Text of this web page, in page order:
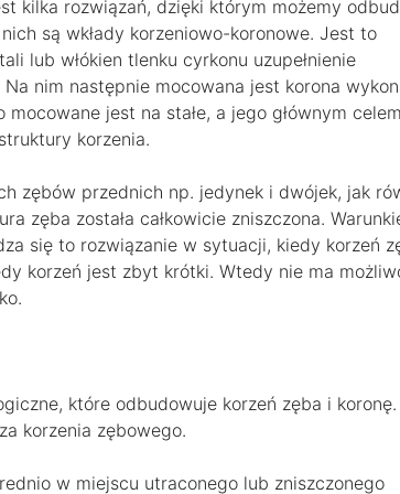
kilka rozwiązań, dzięki którym możemy
są wkłady korzeniowo-koronowe. Jest to
lub włókien tlenku cyrkonu uzupełnienie
nim następnie mocowana jest korona
jest na stałe, a jego głównym
korzenia.
zębów przednich np. jedynek i dwójek, jak
zęba została całkowicie zniszczona.
się to rozwiązanie w sytuacji, kiedy korzeń
korzeń jest zbyt krótki. Wtedy nie ma
które odbudowuje korzeń zęba i koronę.
korzenia zębowego.
w miejscu utraconego lub zniszczonego